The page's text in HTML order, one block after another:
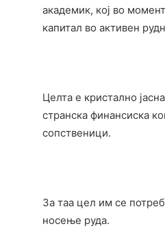
академик, кој во
капитал во активен
Целта е кристално
странска финансиска
сопственици.
За таа цел им се
носење руда.